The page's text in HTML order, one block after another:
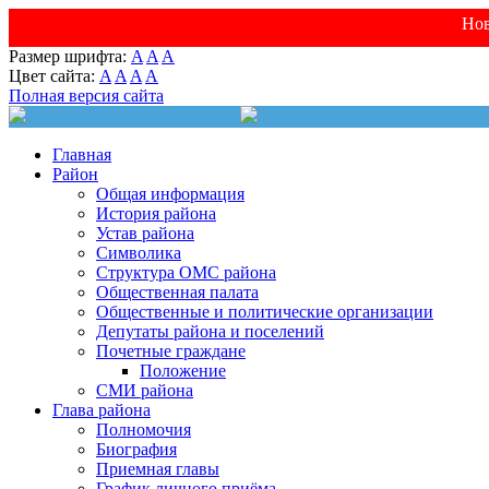
Размер шрифта: A A A
Цвет сайта: A A A A
Полная версия сайта
Главная
Район
Общая информация
История района
Устав района
Символика
Структура ОМС района
Общественная палата
Общественные и политические организации
Депутаты района и поселений
Почетные граждане
Положение
СМИ района
Глава района
Полномочия
Биография
Приемная главы